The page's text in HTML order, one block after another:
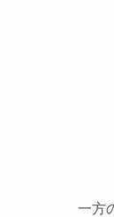
一方